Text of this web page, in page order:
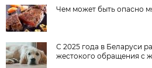
Чем может быть опасно
С 2025 года в Беларуси
жестокого обращения с